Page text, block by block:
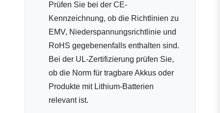
Prüfen Sie bei der CE-
Kennzeichnung, ob die Richtlinien zu
EMV, Niederspannungsrichtlinie und
RoHS gegebenenfalls enthalten sind.
Bei der UL-Zertifizierung prüfen Sie,
ob die Norm für tragbare Akkus oder
Produkte mit Lithium-Batterien
relevant ist.